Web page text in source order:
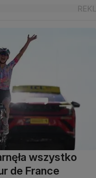
wszystko
de France